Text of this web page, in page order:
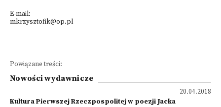
E-mail:
mkrzysztofik@op.pl
Powiązane treści:
Nowości wydawnicze
20.04.2018
Kultura Pierwszej Rzeczpospolitej w poezji Jacka